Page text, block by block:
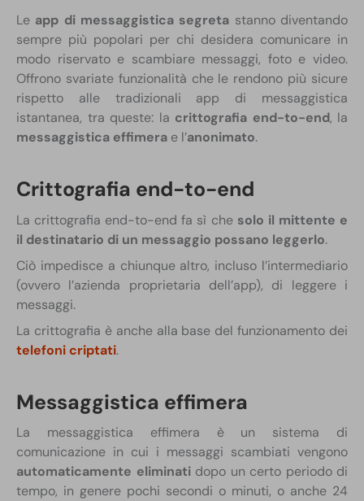
Le app di messaggistica segreta stanno diventando
sempre più popolari per chi desidera comunicare in
modo riservato e scambiare messaggi, foto e video.
Offrono svariate funzionalità che le rendono più sicure
rispetto alle tradizionali app di messaggistica
istantanea, tra queste: la crittografia end-to-end, la
messaggistica effimera e l’anonimato.
Crittografia end-to-end
La crittografia end-to-end fa sì che solo il mittente e
il destinatario di un messaggio possano leggerlo.
Ciò impedisce a chiunque altro, incluso l’intermediario
(ovvero l’azienda proprietaria dell’app), di leggere i
messaggi.
La crittografia è anche alla base del funzionamento dei
telefoni criptati.
Messaggistica effimera
La messaggistica effimera è un sistema di
comunicazione in cui i messaggi scambiati vengono
automaticamente eliminatidopo un certo periodo di
tempo, in genere pochi secondi o minuti, o anche 24